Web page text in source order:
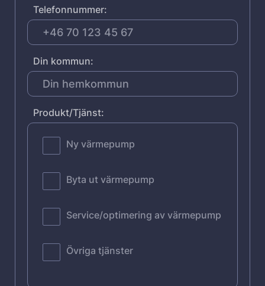
Telefonnummer:
Din kommun:
Produkt/Tjänst:
Ny värmepump
Byta ut värmepump
Service/optimering av värmepump
Övriga tjänster